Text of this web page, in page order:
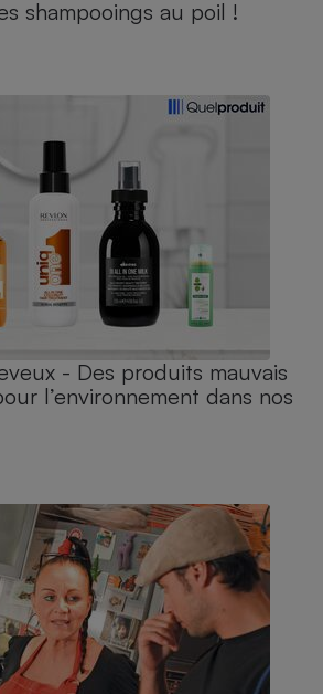
shampooings au poil !
- Des produits mauvais
l’environnement dans nos